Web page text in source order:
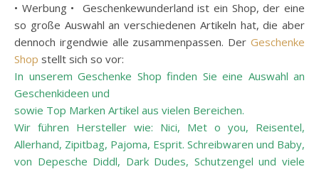
• Werbung • Geschenkewunderland ist ein Shop, der eine
so große Auswahl an verschiedenen Artikeln hat, die aber
dennoch irgendwie alle zusammenpassen. Der Geschenke
Shop stellt sich so vor:
In unserem Geschenke Shop finden Sie eine Auswahl an
Geschenkideen und
sowie Top Marken Artikel aus vielen Bereichen.
Wir führen Hersteller wie: Nici, Met o you, Reisentel,
Allerhand, Zipitbag, Pajoma, Esprit. Schreibwaren und Baby,
von Depesche Diddl, Dark Dudes, Schutzengel und viele